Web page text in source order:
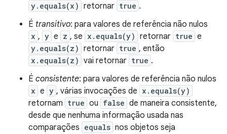
y.equals(x) retornar true .
É transitivo: para valores de referência não nulos
x , y e z , se x.equals(y) retornar true e
y.equals(z) retornar true , então
x.equals(z) vai retornar true .
É consistente: para valores de referência não nulos
x e y , várias invocações de x.equals(y)
retornam true ou false de maneira consistente,
desde que nenhuma informação usada nas
comparações equals nos objetos seja